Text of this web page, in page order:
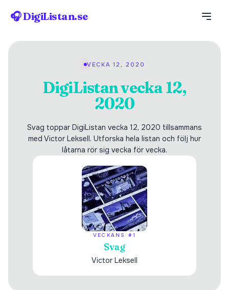
🎧 DigiListan.se
VECKA 12, 2020
DigiListan vecka 12,
2020
Svag toppar DigiListan vecka 12, 2020 tillsammans
med Victor Leksell. Utforska hela listan och följ hur
låtarna rör sig vecka för vecka.
VECKANS #1
Svag
Victor Leksell